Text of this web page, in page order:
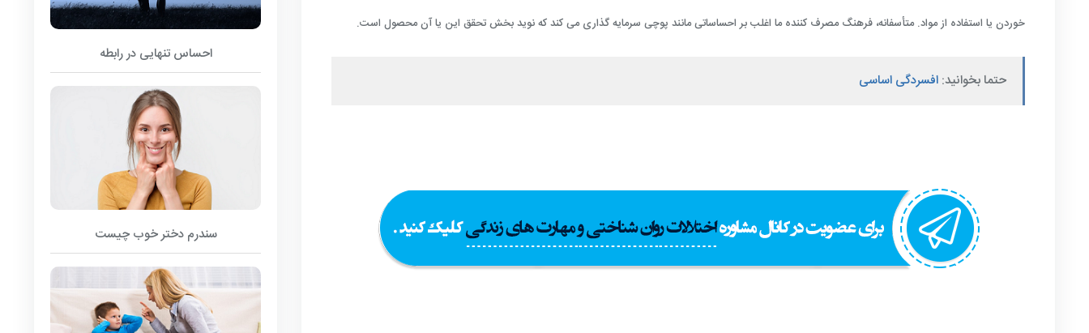
خوردن یا استفاده از مواد. متأسفانه، فرهنگ مصرف کننده ما اغلب بر احساساتی مانند پوچی سرمایه گذاری می کند که نوید بخش تحقق این یا آن محصول است.
حتما بخوانید: افسردگی اساسی
احساس تنهایی در رابطه
سندرم دختر خوب چیست